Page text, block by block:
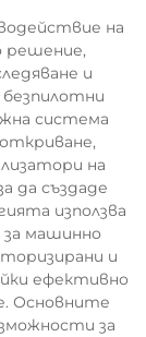
на
решение,
и
система
на
да създаде
използва
машинно
и
ефективно
Основните
за